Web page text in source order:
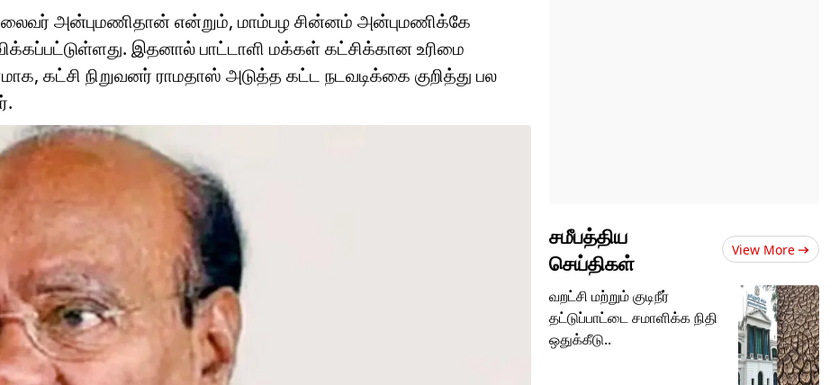
அன்புமணிதான் என்றும், மாம்பழ சின்னம் அன்புமணிக்கே
இதனால் பாட்டாளி மக்கள் கட்சிக்கான உரிமை
கட்சி நிறுவனர் ராமதாஸ் அடுத்த கட்ட நடவடிக்கை குறித்து பல
சமீபத்திய
செய்திகள்
View More
வறட்சி மற்றும் குடிநீர்
தட்டுப்பாட்டை சமாளிக்க நிதி
ஒதுக்கீடு..